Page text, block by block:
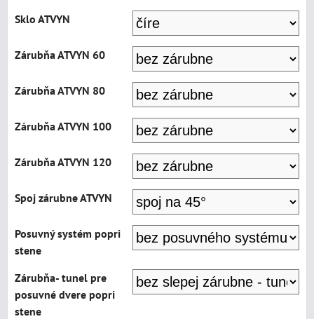
Sklo ATVYN
Zárubňa ATVYN 60
Zárubňa ATVYN 80
Zárubňa ATVYN 100
Zárubňa ATVYN 120
Spoj zárubne ATVYN
Posuvný systém popri
stene
Zárubňa- tunel pre
posuvné dvere popri
stene